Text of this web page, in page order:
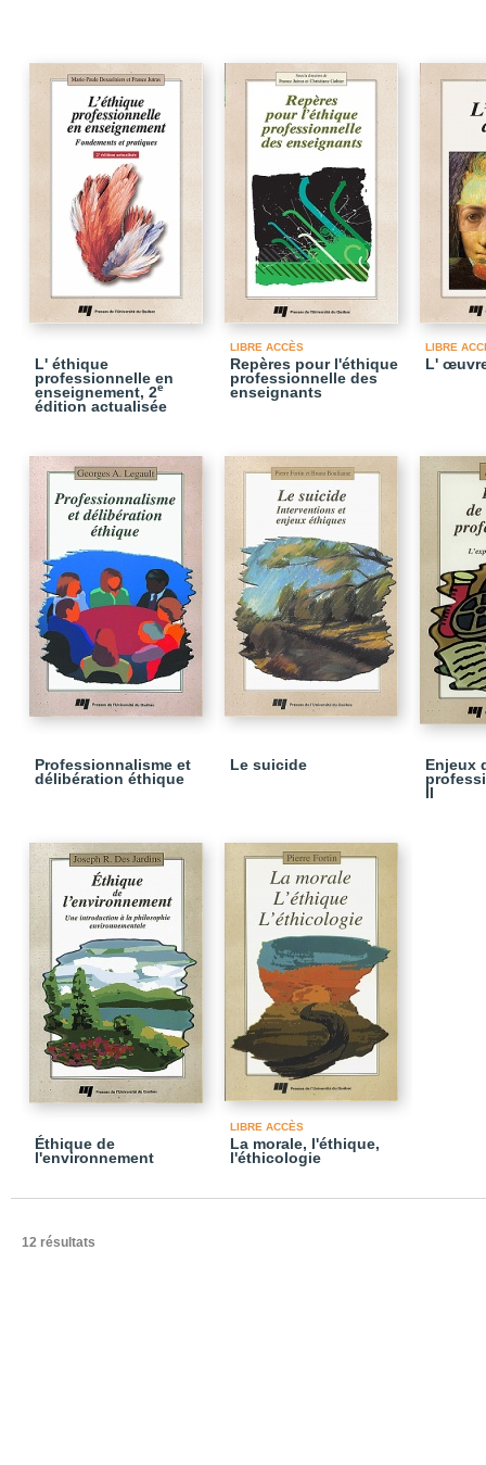
L' éthique
professionnelle en
enseignement, 2e
édition actualisée
LIBRE ACCÈS
Repères pour l'éthique
professionnelle des
enseignants
LIBRE
L'
Professionnalisme et
délibération éthique
Le suicide
Enjeux
II
Éthique de
l'environnement
LIBRE ACCÈS
La morale, l'éthique,
l'éthicologie
12 résultats